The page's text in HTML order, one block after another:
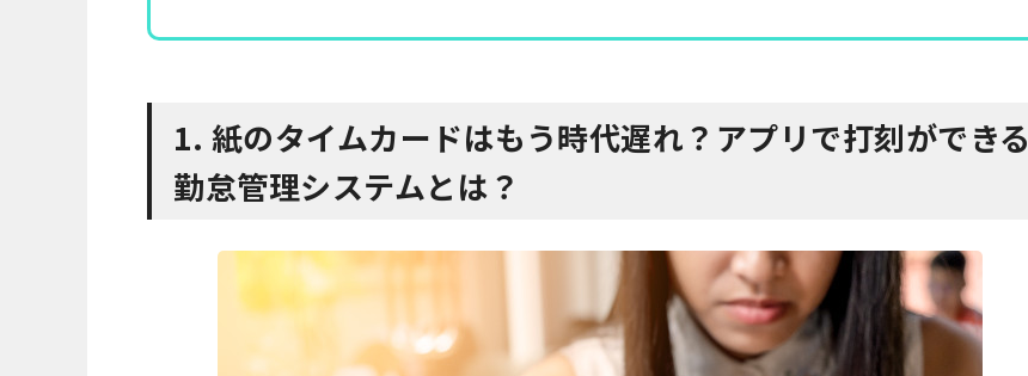
1. 紙のタイムカードはもう時代遅れ？アプリで打刻ができる
勤怠管理システムとは？